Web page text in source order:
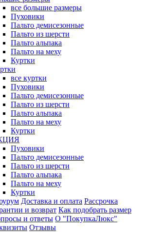
все большие размеры
Пуховики
Пальто демисезонные
Пальто из шерсти
Пальто альпака
Пальто на меху
Куртки
все куртки
Пуховики
Пальто демисезонные
Пальто из шерсти
Пальто альпака
Пальто на меху
Куртки
Пуховики
Пальто демисезонные
Пальто из шерсти
Пальто альпака
Пальто на меху
Куртки
Доставка и оплата Рассрочка
и возврат Как подобрать размер
и ответы О "ПокупкаЛюкс"
Отзывы